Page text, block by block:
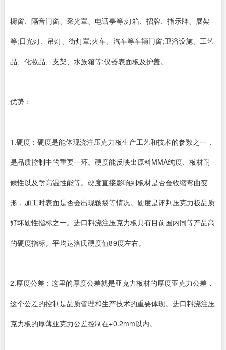
橱窗、隔音门窗、采光罩、电话亭等;灯箱、招牌、指示牌、展架
等;日光灯、吊灯、街灯罩;火车、汽车等车辆门窗;卫浴设施、工艺
品、化妆品、支架、水族箱等;仪器表面板及护盖。
优势：
1.硬度：硬度是能体现浇注压克力板生产工艺和技术的参数之一，
是品质控制中的重要一环。硬度能反映出原料MMA纯度、板材耐
候性以及耐高温性能等。硬度直接影响到板材是否会收缩弯曲变
形，加工时表面是否会出现皲裂等情况。硬度是评判压克力板品质
好坏硬性指标之一。进口料浇注压克力板具有目前国内同等产品高
的硬度指标。平均达洛氏硬度值89度左右。
2.厚度公差：这里的厚度公差就是亚克力板材的厚度亚克力公差，
这个公差的控制是品质管理和生产技术的重要体现。进口料浇注压
克力板的厚薄亚克力公差控制在+0.2mm以内。